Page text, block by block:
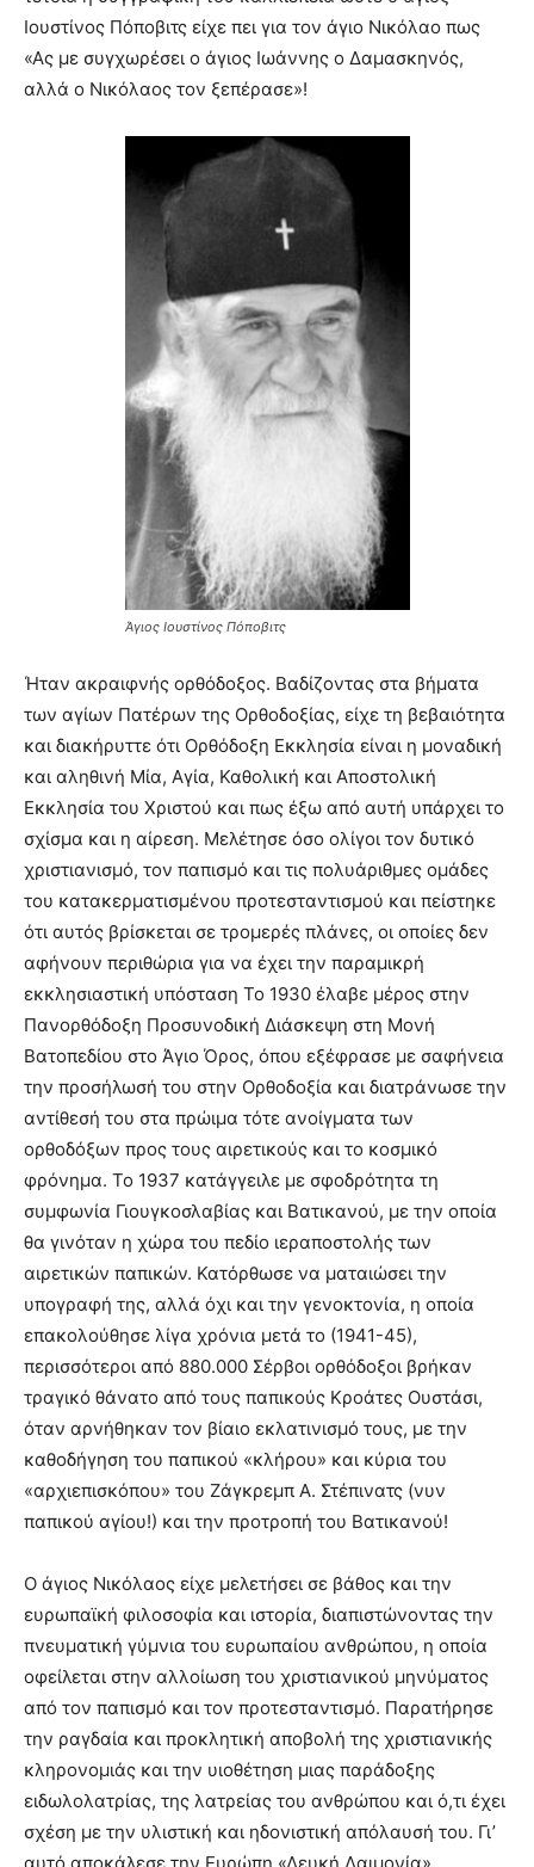
Ιουστίνος Πόποβιτς είχε πει για τον άγιο Νικόλαο πως
«Ας με συγχωρέσει ο άγιος Ιωάννης ο Δαμασκηνός,
αλλά ο Νικόλαος τον ξεπέρασε»!
Άγιος Ιουστίνος Πόποβιτς
Ήταν ακραιφνής ορθόδοξος. Βαδίζοντας στα βήματα
των αγίων Πατέρων της Ορθοδοξίας, είχε τη βεβαιότητα
και διακήρυττε ότι Ορθόδοξη Εκκλησία είναι η μοναδική
και αληθινή Μία, Αγία, Καθολική και Αποστολική
Εκκλησία του Χριστού και πως έξω από αυτή υπάρχει το
σχίσμα και η αίρεση. Μελέτησε όσο ολίγοι τον δυτικό
χριστιανισμό, τον παπισμό και τις πολυάριθμες ομάδες
του κατακερματισμένου προτεσταντισμού και πείστηκε
ότι αυτός βρίσκεται σε τρομερές πλάνες, οι οποίες δεν
αφήνουν περιθώρια για να έχει την παραμικρή
εκκλησιαστική υπόσταση Το 1930 έλαβε μέρος στην
Πανορθόδοξη Προσυνοδική Διάσκεψη στη Μονή
Βατοπεδίου στο Άγιο Όρος, όπου εξέφρασε με σαφήνεια
την προσήλωσή του στην Ορθοδοξία και διατράνωσε την
αντίθεσή του στα πρώιμα τότε ανοίγματα των
ορθοδόξων προς τους αιρετικούς και το κοσμικό
φρόνημα. Το 1937 κατάγγειλε με σφοδρότητα τη
συμφωνία Γιουγκοσλαβίας και Βατικανού, με την οποία
θα γινόταν η χώρα του πεδίο ιεραποστολής των
αιρετικών παπικών. Κατόρθωσε να ματαιώσει την
υπογραφή της, αλλά όχι και την γενοκτονία, η οποία
επακολούθησε λίγα χρόνια μετά το (1941-45),
περισσότεροι από 880.000 Σέρβοι ορθόδοξοι βρήκαν
τραγικό θάνατο από τους παπικούς Κροάτες Ουστάσι,
όταν αρνήθηκαν τον βίαιο εκλατινισμό τους, με την
καθοδήγηση του παπικού «κλήρου» και κύρια του
«αρχιεπισκόπου» του Ζάγκρεμπ Α. Στέπινατς (νυν
παπικού αγίου!) και την προτροπή του Βατικανού!
Ο άγιος Νικόλαος είχε μελετήσει σε βάθος και την
ευρωπαϊκή φιλοσοφία και ιστορία, διαπιστώνοντας την
πνευματική γύμνια του ευρωπαίου ανθρώπου, η οποία
οφείλεται στην αλλοίωση του χριστιανικού μηνύματος
από τον παπισμό και τον προτεσταντισμό. Παρατήρησε
την ραγδαία και προκλητική αποβολή της χριστιανικής
κληρονομιάς και την υιοθέτηση μιας παράδοξης
ειδωλολατρίας, της λατρείας του ανθρώπου και ό,τι έχει
σχέση με την υλιστική και ηδονιστική απόλαυσή του. Γι’